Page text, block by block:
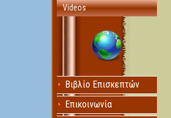
Videos
Βιβλίο Επισκεπτών
Επικοινωνία